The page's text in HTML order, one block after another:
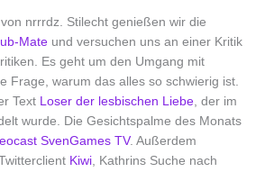
nrrrdz. Stilecht genießen wir die
Mate und versuchen uns an einer Kritik
Es geht um den Umgang mit
Frage, warum das alles so schwierig ist.
Text Loser der lesbischen Liebe , der im
wurde. Die Gesichtspalme des Monats
SvenGames TV. Außerdem
Kiwi , Kathrins Suche nach